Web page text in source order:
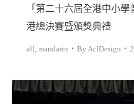
「第二十六屆全港中小
港總決賽暨頒獎典禮
all mandarin By AclDesign